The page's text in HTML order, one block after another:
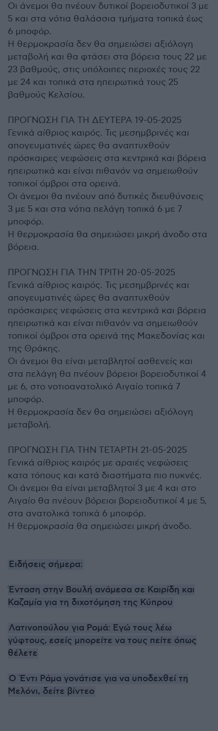
Οι άνεμοι θα πνέουν δυτικοί βορειοδυτικοί 3 με
5 και στα νότια θαλάσσια τμήματα τοπικά έως
6 μποφόρ.
Η θερμοκρασία δεν θα σημειώσει αξιόλογη
μεταβολή και θα φτάσει στα βόρεια τους 22 με
23 βαθμούς, στις υπόλοιπες περιοχές τους 22
με 24 και τοπικά στα ηπειρωτικά τους 25
βαθμούς Κελσίου.
ΠΡΟΓΝΩΣΗ ΓΙΑ ΤΗ ΔΕΥΤΕΡΑ 19-05-2025
Γενικά αίθριος καιρός. Τις μεσημβρινές και
απογευματινές ώρες θα αναπτυχθούν
πρόσκαιρες νεφώσεις στα κεντρικά και βόρεια
ηπειρωτικά και είναι πιθανόν να σημειωθούν
τοπικοί όμβροι στα ορεινά.
Οι άνεμοι θα πνέουν από δυτικές διευθύνσεις
3 με 5 και στα νότια πελάγη τοπικά 6 με 7
μποφόρ.
Η θερμοκρασία θα σημειώσει μικρή άνοδο στα
βόρεια.
ΠΡΟΓΝΩΣΗ ΓΙΑ ΤΗΝ ΤΡΙΤΗ 20-05-2025
Γενικά αίθριος καιρός. Τις μεσημβρινές και
απογευματινές ώρες θα αναπτυχθούν
πρόσκαιρες νεφώσεις στα κεντρικά και βόρεια
ηπειρωτικά και είναι πιθανόν να σημειωθούν
τοπικοί όμβροι στα ορεινά της Μακεδονίας και
της Θράκης.
Οι άνεμοι θα είναι μεταβλητοί ασθενείς και
στα πελάγη θα πνέουν βόρειοι βορειοδυτικοί 4
με 6, στο νοτιοανατολικό Αιγαίο τοπικά 7
μποφόρ.
Η θερμοκρασία δεν θα σημειώσει αξιόλογη
μεταβολή.
ΠΡΟΓΝΩΣΗ ΓΙΑ ΤΗΝ ΤΕΤΑΡΤΗ 21-05-2025
Γενικά αίθριος καιρός με αραιές νεφώσεις
κατα τόπους και κατά διαστήματα πιο πυκνές.
Οι άνεμοι θα είναι μεταβλητοί 3 με 4 και στο
Αιγαίο θα πνέουν βόρειοι βορειοδυτικοί 4 με 5,
στα ανατολικά τοπικά 6 μποφόρ.
Η θερμοκρασία θα σημειώσει μικρή άνοδο.
Ειδήσεις σήμερα:
Ένταση στην Βουλή ανάμεσα σε Καιρίδη και
Καζαμία για τη διχοτόμηση της Κύπρου
Λατινοπούλου για Ρομά: Εγώ τους λέω
γύφτους, εσείς μπορείτε να τους πείτε όπως
θέλετε
Ο Έντι Ράμα γονάτισε για να υποδεχθεί τη
Μελόνι, δείτε βίντεο